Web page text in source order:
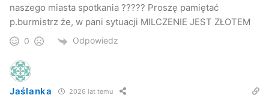
naszego miasta spotkania ????? Proszę pamiętać
p.burmistrz że, w pani sytuacji MILCZENIE JEST ZŁOTEM
0 Odpowiedz
Jaślanka 2026 lat temu